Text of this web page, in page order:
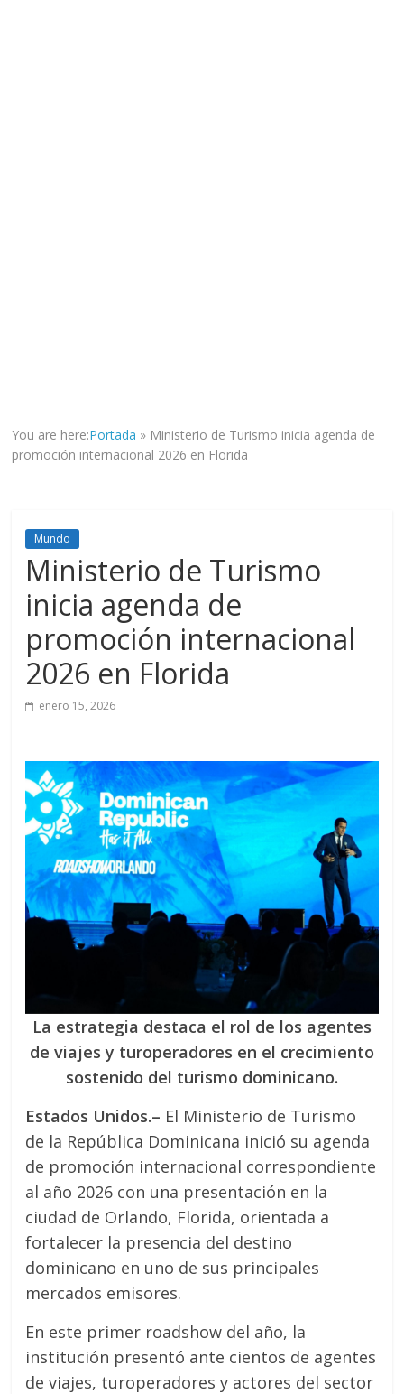
a
tod@s
You are here:Portada » Ministerio de Turismo inicia agenda de
promoción internacional 2026 en Florida
Mundo
Ministerio de Turismo
inicia agenda de
promoción internacional
2026 en Florida
enero 15, 2026
La estrategia destaca el rol de los agentes
de viajes y turoperadores en el crecimiento
sostenido del turismo dominicano.
Estados Unidos.– El Ministerio de Turismo
de la República Dominicana inició su agenda
de promoción internacional correspondiente
al año 2026 con una presentación en la
ciudad de Orlando, Florida, orientada a
fortalecer la presencia del destino
dominicano en uno de sus principales
mercados emisores.
En este primer roadshow del año, la
institución presentó ante cientos de agentes
de viajes, turoperadores y actores del sector